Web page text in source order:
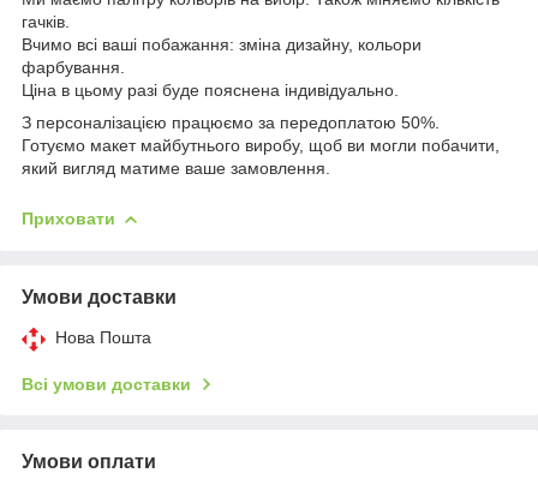
гачків.
Вчимо всі ваші побажання: зміна дизайну, кольори
фарбування.
Ціна в цьому разі буде пояснена індивідуально.
З персоналізацією працюємо за передоплатою 50%.
Готуємо макет майбутнього виробу, щоб ви могли побачити,
який вигляд матиме ваше замовлення.
Приховати
Умови доставки
Нова Пошта
Всі умови доставки
Умови оплати